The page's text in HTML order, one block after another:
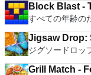
Block Blast -
すべての年齢の
Jigsaw Drop:
ジグソードロッ
Grill Match -